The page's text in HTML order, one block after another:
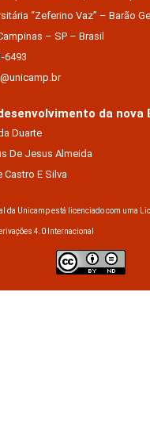
“Zeferino Vaz” – Barão
– SP – Brasil
6493
da nova
Duarte
De Jesus Almeida
Castro E Silva
da Unicamp está licenciado com uma
4.0 Internacional